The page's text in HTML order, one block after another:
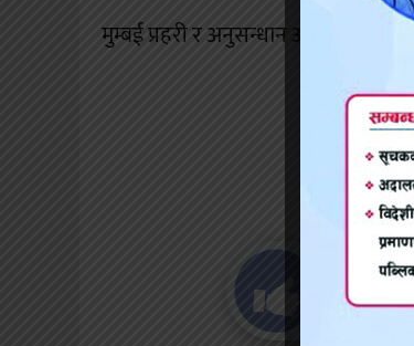
मुम्बई प्रहरी र अनुसन्धान
यो